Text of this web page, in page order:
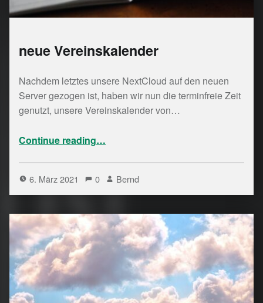
neue Vereinskalender
Nachdem letztes unsere NextCloud auf den neuen
Server gezogen ist, haben wir nun die terminfreie Zeit
genutzt, unsere Vereinskalender von…
Continue reading…
6. März 2021 0 Bernd